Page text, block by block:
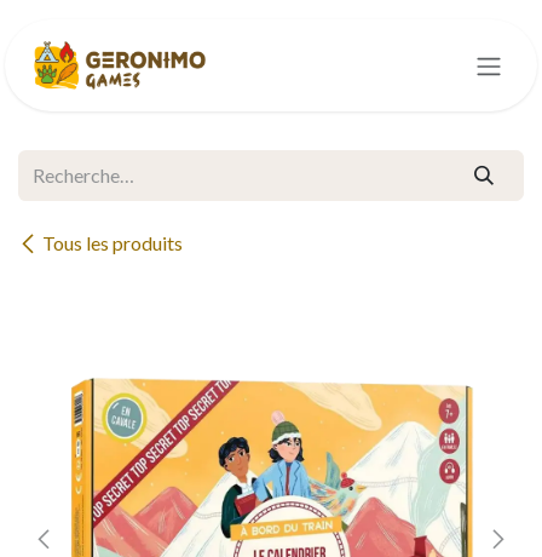
Tous les produits